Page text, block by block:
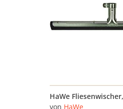
von HaWe